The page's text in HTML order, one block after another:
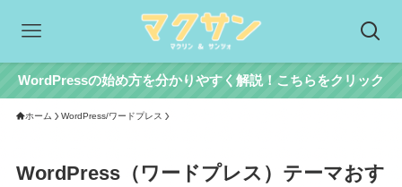
WordPressの始め方を分かりやすく解説！こちらをクリック
ホーム WordPress/ワードプレス
WordPress（ワードプレス）テーマおす